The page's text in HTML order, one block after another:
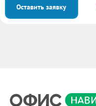
Оставить заявку